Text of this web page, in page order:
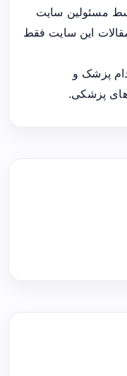
مسئولین سایت
این سایت فقط
پزشک و